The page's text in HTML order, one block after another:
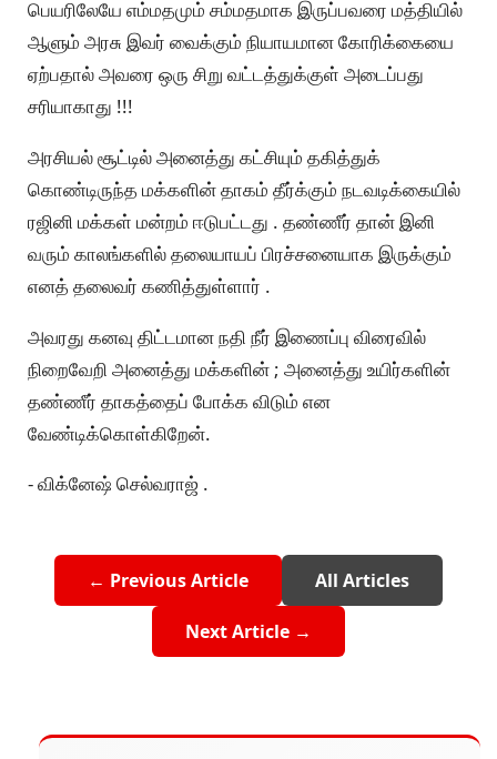
பெயரிலேயே எம்மதமும் சம்மதமாக இருப்பவரை மத்தியில்
ஆளும் அரசு இவர் வைக்கும் நியாயமான கோரிக்கையை
ஏற்பதால் அவரை ஒரு சிறு வட்டத்துக்குள் அடைப்பது
சரியாகாது !!!
அரசியல் சூட்டில் அனைத்து கட்சியும் தகித்துக்
கொண்டிருந்த மக்களின் தாகம் தீர்க்கும் நடவடிக்கையில்
ரஜினி மக்கள் மன்றம் ஈடுபட்டது . தண்ணீர் தான் இனி
வரும் காலங்களில் தலையாயப் பிரச்சனையாக இருக்கும்
எனத் தலைவர் கணித்துள்ளார் .
அவரது கனவு திட்டமான நதி நீர் இணைப்பு விரைவில்
நிறைவேறி அனைத்து மக்களின் ; அனைத்து உயிர்களின்
தண்ணீர் தாகத்தைப் போக்க விடும் என
வேண்டிக்கொள்கிறேன்.
- விக்னேஷ் செல்வராஜ் .
← Previous Article All Articles
Next Article →